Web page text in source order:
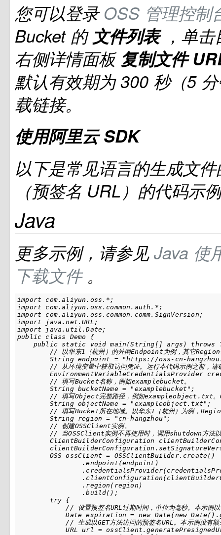
您可以登录OSS 管理控制
Bucket 的 文件列表 ，单
右侧详情面板 复制文件
默认有效期为300 秒（5
载链接。
使用阿里云SDK
以下是常见语言的生成文
（预签名 URL）的代码示
Java
更多示例，请参见Java 使
下载文件 。
import com.aliyun.oss.*;
import com.aliyun.oss.common.auth.*;
import com.aliyun.oss.common.comm.SignVersion;
import java.net.URL;
import java.util.Date;
public class Demo {
public static void main(String[] args) throws
// 以华东1（杭州）的外网Endpoint为例，其它Region
String endpoint = "https://oss-cn-
// 从环境变量中获取访问凭证。运行本代码示例之前
EnvironmentVariableCredentialsProvider
        // 填写Bucket名称，例如examplebucket。
        String bucketName = "examplebucket";
// 填写Object完整路径，例如exampleobject.txt。
        String objectName = "exampleobject.txt";
// 填写Bucket所在地域。以华东1（杭州）为例，
        String region = "cn-hangzhou";
        // 创建OSSClient实例。
// 当OSSClient实例不再使用时，调用shutdown方法以
ClientBuilderConfiguration
        OSS ossClient = OSSClientBuilder.create()
                .endpoint(endpoint)
                .region(region)
                .build();
        try {
// 设置预签名URL过期时间，单位为毫秒。本示例以
Date expiration = new Date(new
// 生成以GET方法访问的预签名URL。本示例没有额
URL url =